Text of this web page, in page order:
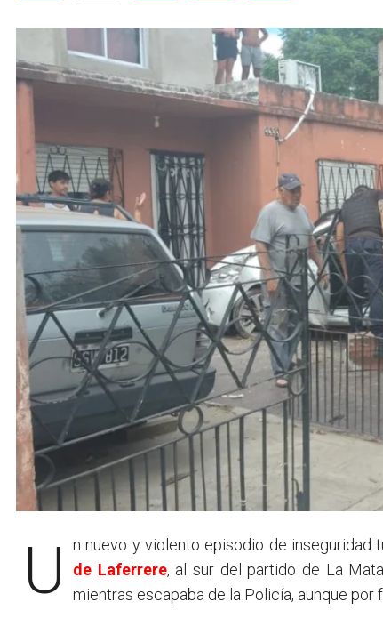
Un nuevo y violento episodio de
de Laferrere, al sur del partido de La
mientras escapaba de la Policía, aunque por